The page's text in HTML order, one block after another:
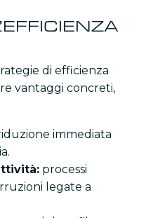
di efficienza
vantaggi concreti,
immediata
processi
legate a